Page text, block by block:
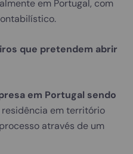
em Portugal, com
que pretendem abrir
em Portugal sendo
residência em território
através de um